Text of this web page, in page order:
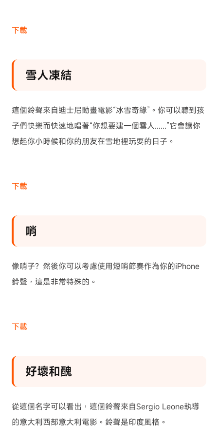
下載
雪人凍結
這個鈴聲來自迪士尼動畫電影“冰雪奇緣”。你可以聽到孩
子們快樂而快速地唱著“你想要建一個雪人......”它會讓你
想起你小時候和你的朋友在雪地裡玩耍的日子。
下載
哨
像哨子？然後你可以考慮使用短哨節奏作為你的iPhone
鈴聲，這是非常特殊的。
下載
好壞和醜
從這個名字可以看出，這個鈴聲來自Sergio Leone執導
的意大利西部意大利電影。鈴聲是印度風格。